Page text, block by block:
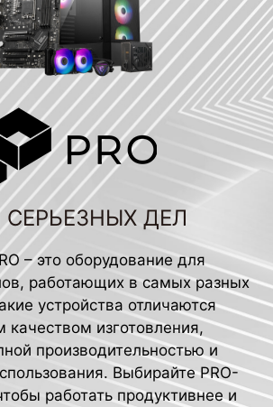
ДЕЛ
– это оборудование для
работающих в самых разных
устройства отличаются
качеством изготовления,
производительностью и
Выбирайте PRO-
работать продуктивнее и